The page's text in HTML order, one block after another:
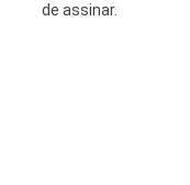
de assinar.